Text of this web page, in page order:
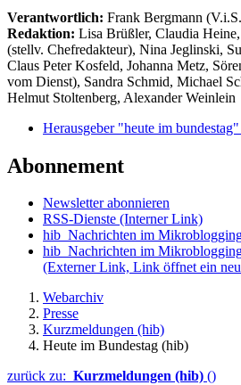
Verantwortlich: Frank Bergmann
Redaktion: Lisa Brüßler, Claudia
(stellv. Chefredakteur), Nina Jeglinski,
Claus Peter Kosfeld, Johanna Metz,
vom Dienst), Sandra Schmid, Michael
Helmut Stoltenberg, Alexander Weinlein
Herausgeber "heute im
Abonnement
Newsletter abonnieren
RSS-Dienste (Interner Link)
hib_Nachrichten im
hib_Nachrichten im
(Externer Link, Link öffnet ein
Webarchiv
Presse
Kurzmeldungen (hib)
Heute im Bundestag (hib)
zurück zu: Kurzmeldungen (hib) ()